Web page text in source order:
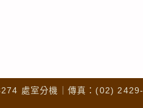
處室分機｜傳真：(02) 2429-